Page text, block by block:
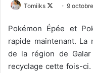
Tomiiks
Follow
X
9
Pokémon Épée et
rapide maintenant. La
de la région de Galar
recyclage cette fois-ci.